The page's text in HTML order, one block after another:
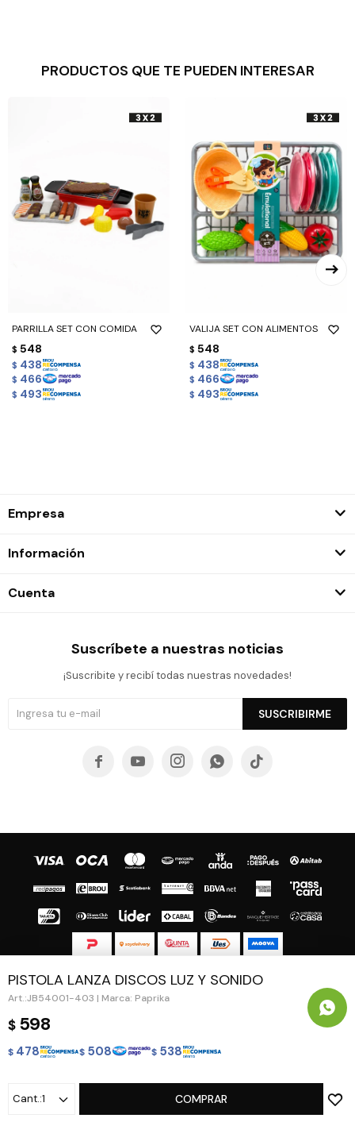
PISTOLA LANZA DISCOS LUZ Y SONIDO
JB54001-403 | Marca: Paprika
$ 598
$ 478 $ 508 $ 538
1 COMPRAR
PRODUCTOS QUE TE PUEDEN INTERESAR
PARRILLA SET CON COMIDA
$ 548
$ 438
$ 466
$ 493
VALIJA SET CON ALIMENTOS
$ 548
$ 438
$ 466
$ 493
Empresa
Información
Cuenta
Suscríbete a nuestras noticias
¡Suscribite y recibí todas nuestras novedades!
SUSCRIBIRME
    
© Copyright 2026 / Guapa - Paprika